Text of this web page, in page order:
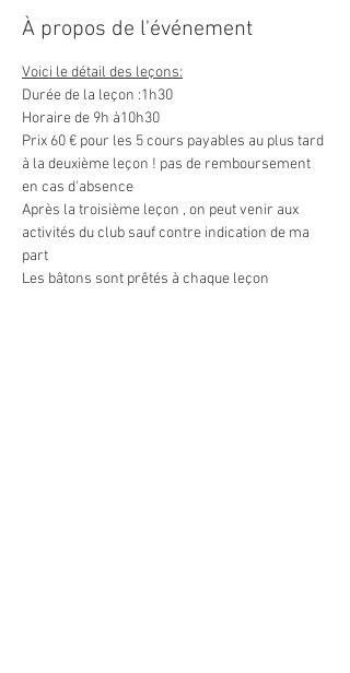
À propos de l'événement
Voici le détail des leçons:
Durée de la leçon :1h30
Horaire de 9h à10h30
Prix 60 € pour les 5 cours payables au plus tard
à la deuxième leçon ! pas de remboursement
en cas d'absence
Après la troisième leçon , on peut venir aux
activités du club sauf contre indication de ma
part
Les bâtons sont prêtés à chaque leçon